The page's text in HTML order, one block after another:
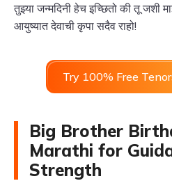
तुझ्या जन्मदिनी हेच इच्छितो की तू जशी
आयुष्यात देवाची कृपा सदैव राहो!
Try 100% Free
Big Brother
Marathi for
Strength